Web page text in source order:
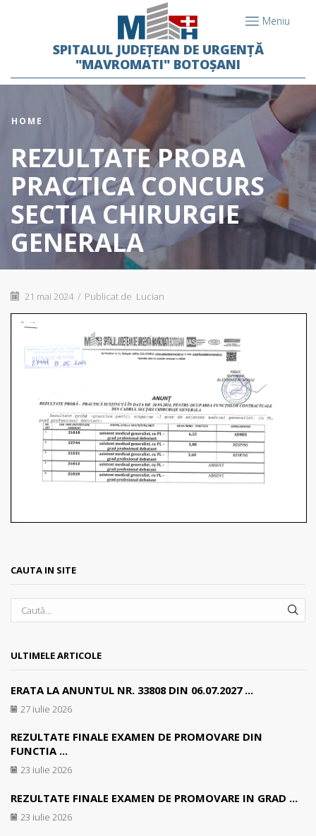
Meniu
SPITALUL JUDEȚEAN DE URGENȚĂ
"MAVROMATI" BOTOȘANI
HOME
REZULTATE PROBA
PRACTICA CONCURS
SECTIA CHIRURGIE
GENERALA
21 mai 2024 / Publicat de Lucian
CAUTA IN SITE
ULTIMELE ARTICOLE
ERATA LA ANUNTUL NR. 33808 DIN 06.07.2027 ...
27 iulie 2026
REZULTATE FINALE EXAMEN DE PROMOVARE DIN
FUNCTIA ...
23 iulie 2026
REZULTATE FINALE EXAMEN DE PROMOVARE IN GRAD ...
23 iulie 2026